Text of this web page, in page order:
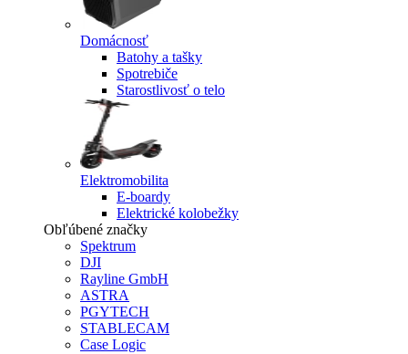
Domácnosť
Batohy a tašky
Spotrebiče
Starostlivosť o telo
Elektromobilita
E-boardy
Elektrické kolobežky
Obľúbené značky
Spektrum
DJI
Rayline GmbH
ASTRA
PGYTECH
STABLECAM
Case Logic